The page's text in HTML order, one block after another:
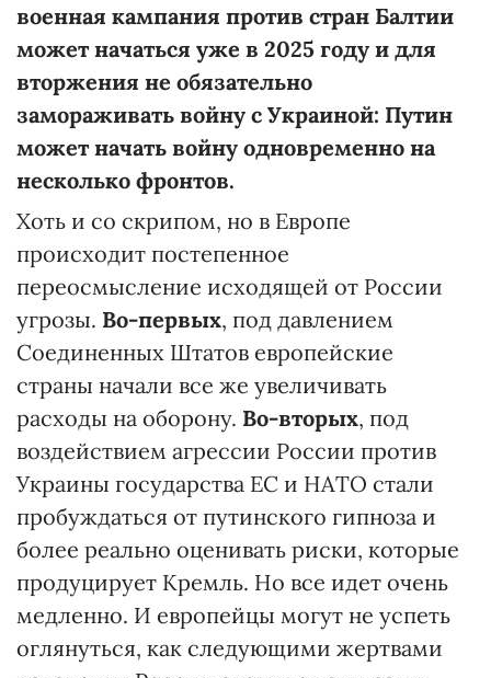
военная кампания против стран Балтии
может начаться уже в 2025 году и для
вторжения не обязательно
замораживать войну с Украиной: Путин
может начать войну одновременно на
несколько фронтов.
Хоть и со скрипом, но в Европе
происходит постепенное
переосмысление исходящей от России
угрозы. Во-первых, под давлением
Соединенных Штатов европейские
страны начали все же увеличивать
расходы на оборону. Во-вторых, под
воздействием агрессии России против
Украины государства ЕС и НАТО стали
пробуждаться от путинского гипноза и
более реально оценивать риски, которые
продуцирует Кремль. Но все идет очень
медленно. И европейцы могут не успеть
оглянуться, как следующими жертвами